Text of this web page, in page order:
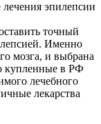
эпилепсии
точный
Именно
мозга, и выбрана
купленные в РФ
лечебного
лекарства